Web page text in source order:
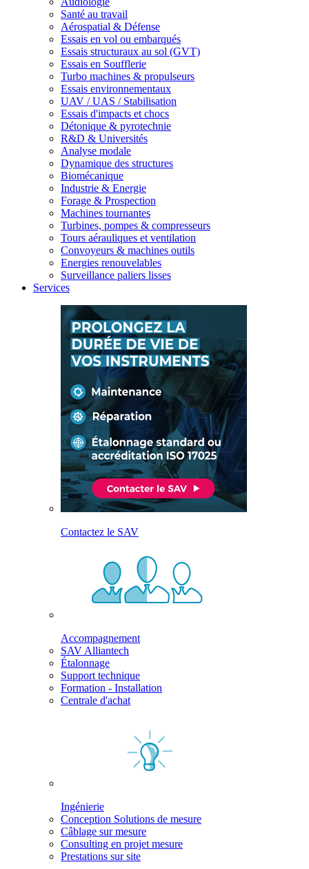
Santé au travail
Aérospatial & Défense
Essais en vol ou embarqués
Essais structuraux au sol (GVT)
Essais en Soufflerie
Turbo machines & propulseurs
Essais environnementaux
UAV / UAS / Stabilisation
Essais d'impacts et chocs
Détonique & pyrotechnie
R&D & Universités
Analyse modale
Dynamique des structures
Biomécanique
Industrie & Energie
Forage & Prospection
Machines tournantes
Turbines, pompes & compresseurs
Tours aérauliques et ventilation
Convoyeurs & machines outils
Energies renouvelables
Surveillance paliers lisses
Services
Contactez le SAV
Accompagnement
SAV Alliantech
Étalonnage
Support technique
Formation - Installation
Centrale d'achat
Ingénierie
Conception Solutions de mesure
Câblage sur mesure
Consulting en projet mesure
Prestations sur site